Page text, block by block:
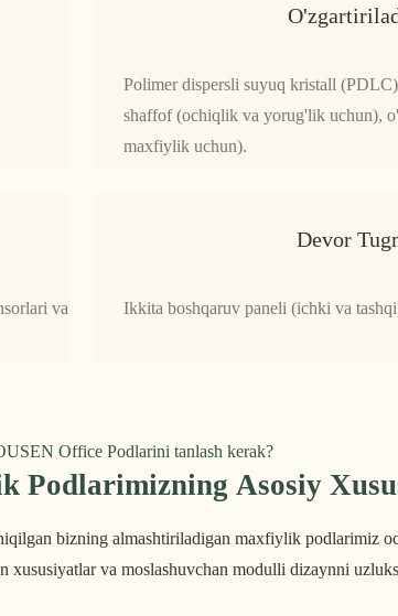
Polimer dispersli suyuq kristall
shaffof (ochiqlik va yorug'lik uchun),
maxfiylik uchun).
va
Devor
Ikkita boshqaruv paneli (ichki va
Office Podlarini tanlash kerak?
Podlarimizning Asosiy
bizning almashtiriladigan maxfiylik podlarimiz
va moslashuvchan modulli dizaynni